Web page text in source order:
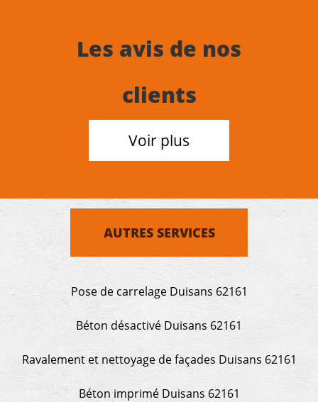
Les avis de nos
clients
Voir plus
AUTRES SERVICES
Pose de carrelage Duisans 62161
Béton désactivé Duisans 62161
Ravalement et nettoyage de façades Duisans 62161
Béton imprimé Duisans 62161